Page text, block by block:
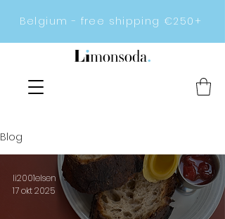
Belgium - free shipping €250+
Blog
li2001elsen
17 okt 2025